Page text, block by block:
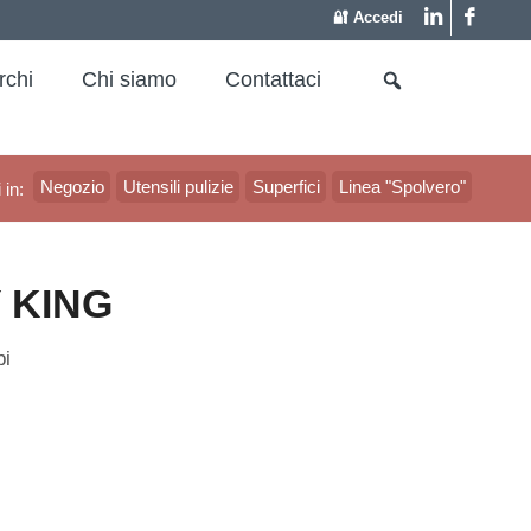
🔐 Accedi
Chi siamo Contattaci
in: Negozio Utensili pulizie Superfici Linea "Spolvero"